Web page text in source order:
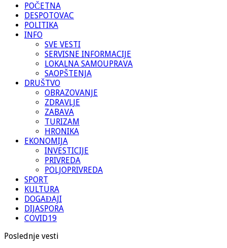
POČETNA
DESPOTOVAC
POLITIKA
INFO
SVE VESTI
SERVISNE INFORMACIJE
LOKALNA SAMOUPRAVA
SAOPŠTENJA
DRUŠTVO
OBRAZOVANJE
ZDRAVLJE
ZABAVA
TURIZAM
HRONIKA
EKONOMIJA
INVESTICIJE
PRIVREDA
POLJOPRIVREDA
SPORT
KULTURA
DOGAĐAJI
DIJASPORA
COVID19
Poslednje vesti